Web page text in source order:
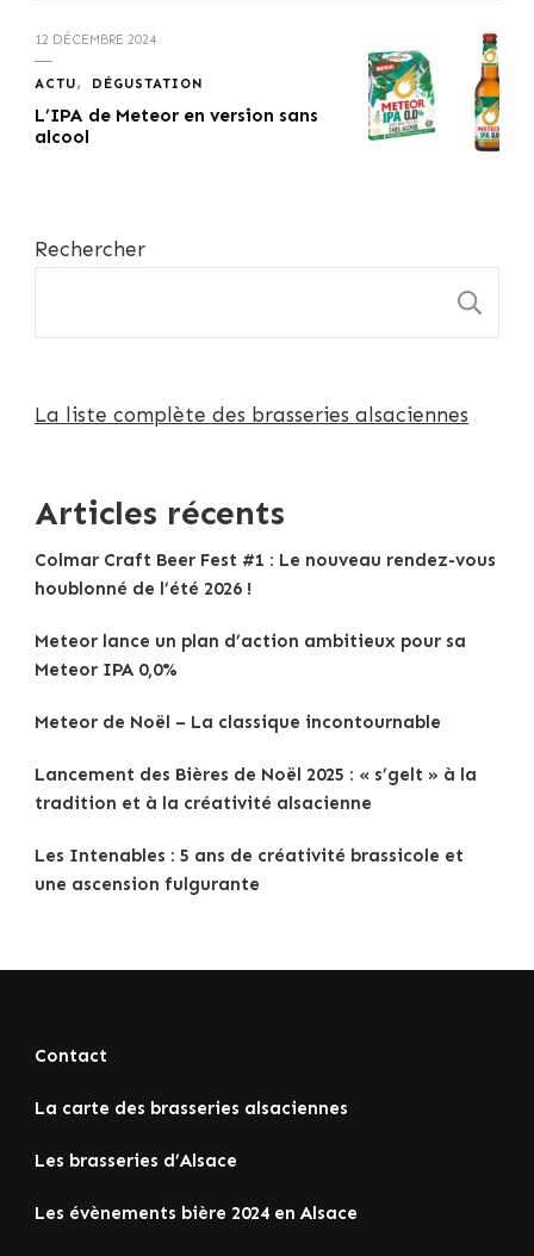
12 DÉCEMBRE 2024
ACTU DÉGUSTATION
L’IPA de Meteor en version sans
alcool
Rechercher
La liste complète des brasseries alsaciennes
Articles récents
Colmar Craft Beer Fest #1 : Le nouveau rendez-vous
houblonné de l’été 2026 !
Meteor lance un plan d’action ambitieux pour sa
Meteor IPA 0,0%
Meteor de Noël – La classique incontournable
Lancement des Bières de Noël 2025 : « s’gelt » à la
tradition et à la créativité alsacienne
Les Intenables : 5 ans de créativité brassicole et
une ascension fulgurante
Contact
La carte des brasseries alsaciennes
Les brasseries d’Alsace
Les évènements bière 2024 en Alsace